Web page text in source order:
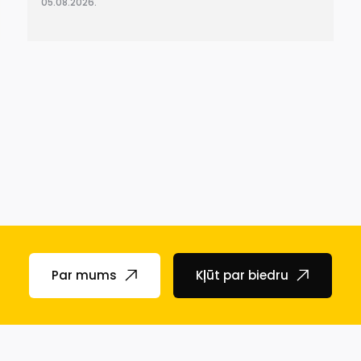
Par mums Kļūt par biedru